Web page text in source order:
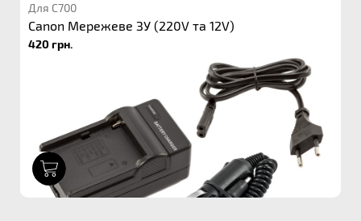
Для C700
Canon Мережеве ЗУ (220V та 12V)
420 грн.